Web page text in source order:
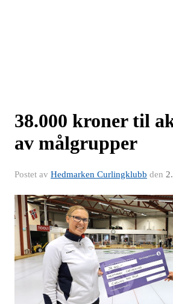
38.000 kroner til
av målgrupper
Postet av Hedmarken Curlingklubb den